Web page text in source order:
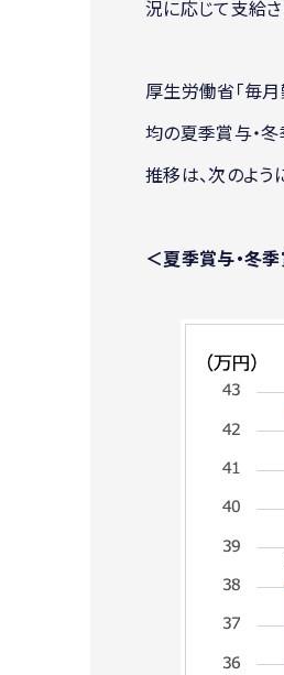
況に応じて支給
厚生労働省「毎
均の夏季賞与・
推移は、次のよう
＜夏季賞与・冬